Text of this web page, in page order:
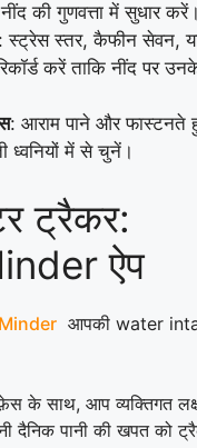
की गुणवत्ता में सुधार करें।
स्ट्रेस स्तर, कैफीन सेवन,
करें ताकि नींद पर
: आराम पाने और फास्टनते
ध्वनियों में से चुनें।
ट्रैकर:
ऐप
आपकी water
के साथ, आप व्यक्तिगत
दैनिक पानी की खपत को